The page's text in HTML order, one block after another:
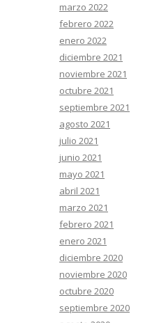
marzo 2022
febrero 2022
enero 2022
diciembre 2021
noviembre 2021
octubre 2021
septiembre 2021
agosto 2021
julio 2021
junio 2021
mayo 2021
abril 2021
marzo 2021
febrero 2021
enero 2021
diciembre 2020
noviembre 2020
octubre 2020
septiembre 2020